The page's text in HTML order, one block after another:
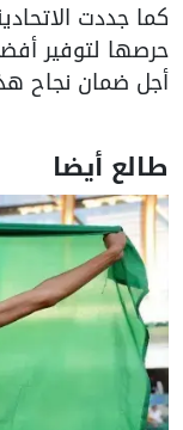
كما جددت
حرصها لتوفير
أجل ضمان نجاح
طالع أيضا